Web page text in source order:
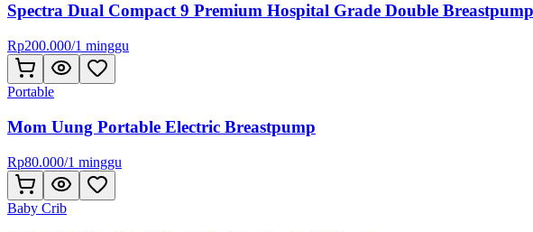
Spectra Dual Compact 9 Premium Hospital Grade Double Breastpump
Rp200.000/1 minggu
Portable
Mom Uung Portable Electric Breastpump
Rp80.000/1 minggu
Baby Crib